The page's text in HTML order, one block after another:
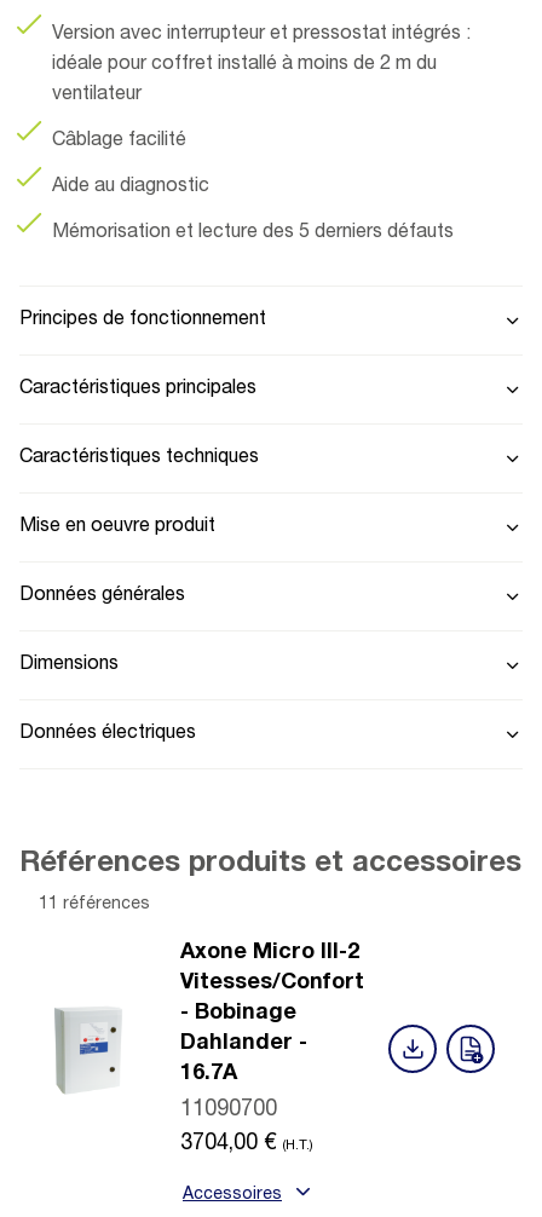
Version avec interrupteur et pressostat intégrés :
idéale pour coffret installé à moins de 2 m du
ventilateur
Câblage facilité
Aide au diagnostic
Mémorisation et lecture des 5 derniers défauts
Principes de fonctionnement
Caractéristiques principales
Caractéristiques techniques
Mise en oeuvre produit
Données générales
Dimensions
Données électriques
Références produits et accessoires
11 références
Axone Micro III-2
Vitesses/Confort
- Bobinage
Dahlander -
16.7A
11090700
3704,00 € (H.T.)
Accessoires